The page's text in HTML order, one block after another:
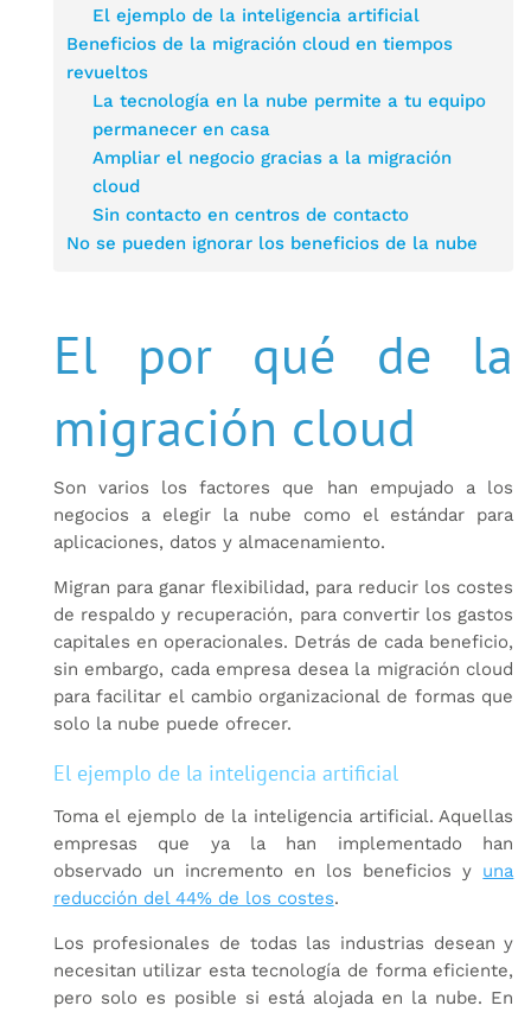
El ejemplo de la inteligencia artificial
Beneficios de la migración cloud en tiempos
revueltos
La tecnología en la nube permite a tu equipo
permanecer en casa
Ampliar el negocio gracias a la migración
cloud
Sin contacto en centros de contacto
No se pueden ignorar los beneficios de la nube
El por qué de la
migración cloud
Son varios los factores que han empujado a los
negocios a elegir la nube como el estándar para
aplicaciones, datos y almacenamiento.
Migran para ganar flexibilidad, para reducir los costes
de respaldo y recuperación, para convertir los gastos
capitales en operacionales. Detrás de cada beneficio,
sin embargo, cada empresa desea la migración cloud
para facilitar el cambio organizacional de formas que
solo la nube puede ofrecer.
El ejemplo de la inteligencia artificial
Toma el ejemplo de la inteligencia artificial. Aquellas
empresas que ya la han implementado han
observado un incremento en los beneficios y una
reducción del 44% de los costes.
Los profesionales de todas las industrias desean y
necesitan utilizar esta tecnología de forma eficiente,
pero solo es posible si está alojada en la nube. En